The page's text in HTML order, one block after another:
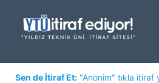
Sen de İtiraf Et: "Anonim" tıkla itiraf